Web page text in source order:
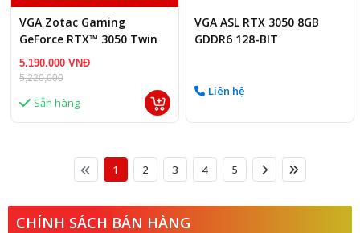
VGA Zotac Gaming
GeForce RTX™ 3050 Twin
Edge OC – 6GB GDDR6
5.190.000 VNĐ
5,220,000
Sẵn hàng
VGA ASL RTX 3050 8GB
GDDR6 128-BIT
Liên hệ
1 2 3 4 5
CHÍNH SÁCH BÁN HÀNG